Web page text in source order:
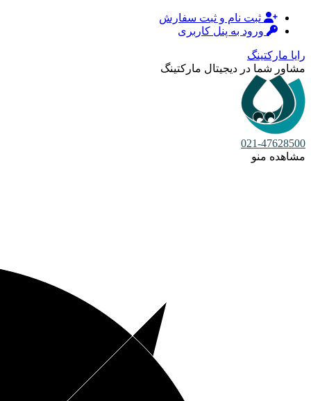
ثبت نام و ثبت سفارش
ورود به پنل کاربری
رایا مارکتینگ
مشاور شما در دیجیتال مارکتینگ
021-47628500
مشاهده منو